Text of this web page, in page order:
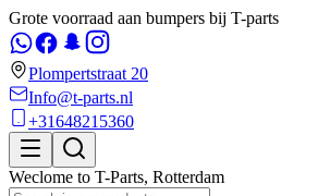
Grote voorraad aan bumpers bij T-parts
Plompertstraat 20
Info@t-parts.nl
+31648215360
Weclome to T-Parts, Rotterdam